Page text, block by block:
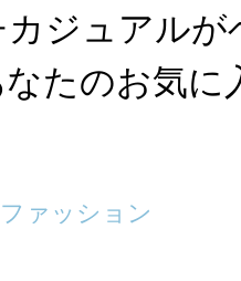
ジュアル
たのお気に
ファッション